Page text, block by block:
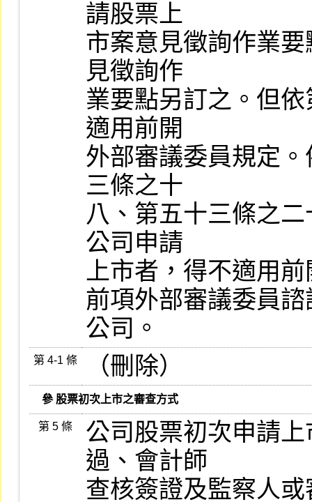
請股票上
市案意見徵詢作業
見徵詢作
業要點另訂之。但
適用前開
外部審議委員規定
三條之十
八、第五十三條之
公司申請
上市者，得不適用
前項外部審議委員
公司。
第 4-1 條 （刪除）
   參 股票初次上市之審查方式
第 5 條
公司股票初次申請
過、會計師
查核簽證及監察人